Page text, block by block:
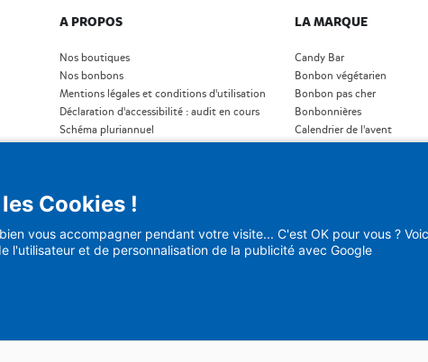
A PROPOS
Nos boutiques
Nos bonbons
Mentions légales et conditions d'utilisation
Déclaration d'accessibilité : audit en cours
Schéma pluriannuel
LA MARQUE
Candy Bar
Bonbon végétarien
Bonbon pas cher
Bonbonnières
Calendrier de l'avent
Cookies !
vous accompagner pendant votre visite... C'est OK pour vous ?
l'utilisateur et de personnalisation de la publicité avec Google